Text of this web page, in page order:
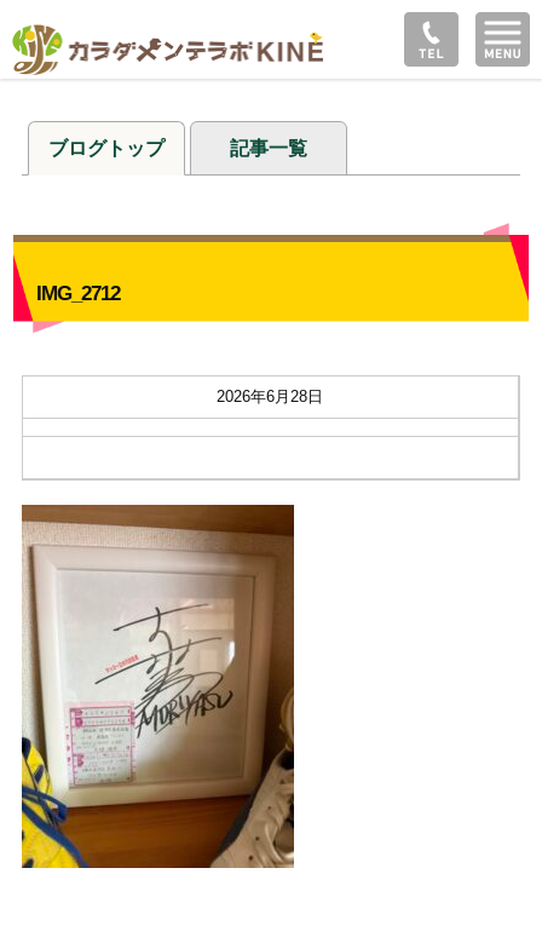
ブログトップ 記事一覧
IMG_2712
2026年6月28日